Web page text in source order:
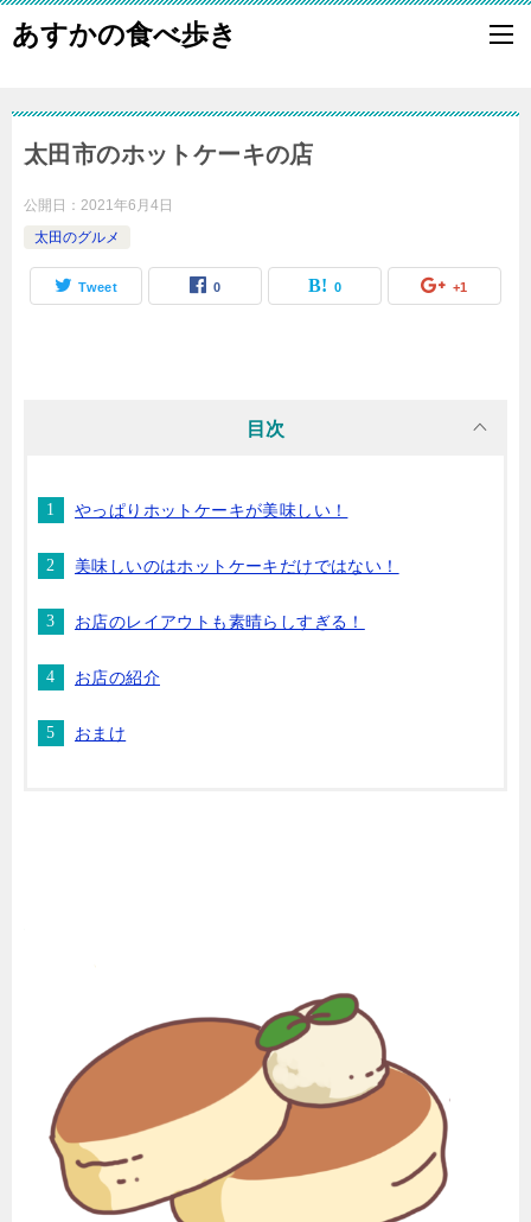
あすかの食べ歩き
太田市のホットケーキの店
公開日： 2021年6月4日
太田のグルメ
Tweet 0 0 +1
目次
やっぱりホットケーキが美味しい！
美味しいのはホットケーキだけではない！
お店のレイアウトも素晴らしすぎる！
お店の紹介
おまけ